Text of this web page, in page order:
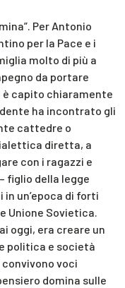
Per Antonio
per la Pace e i
molto di più a
da portare
è capito chiaramente
ha incontrato gli
cattedre o
diretta, a
con i ragazzi e
figlio della legge
in un’epoca di forti
Unione Sovietica.
oggi, era creare un
politica e società
voci
domina sulle